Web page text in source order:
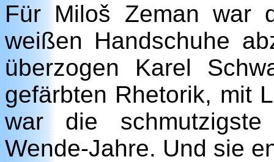
Für Miloš Zeman war
weißen Handschuhe
überzogen Karel
gefärbten Rhetorik, mit
war die
Wende-Jahre. Und sie